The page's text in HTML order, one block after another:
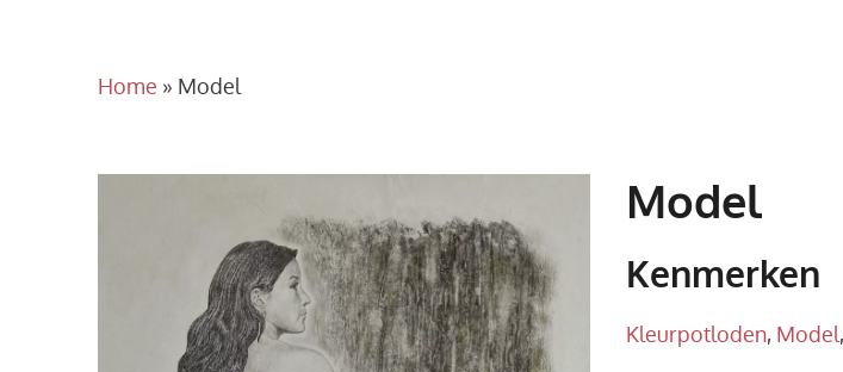
Home » Model
Model
Kenmerken
Kleurpotloden, Model,